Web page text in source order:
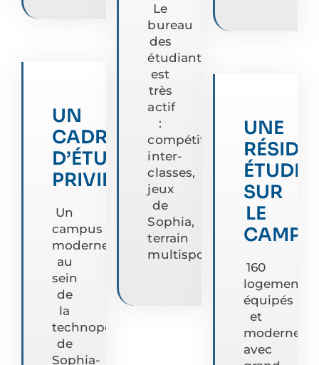
UN
CADRE
D’ÉTUDE
PRIVILÉGIÉ
Un
campus
moderne
au
sein
de
la
technopôle
de
Sophia-
Le
bureau
des
étudiants
est
très
actif
:
compétitions
inter-
classes,
jeux
de
Sophia,
terrain
multisport…
UNE
SUR
LE
160
logements
équipés
et
modernes
avec